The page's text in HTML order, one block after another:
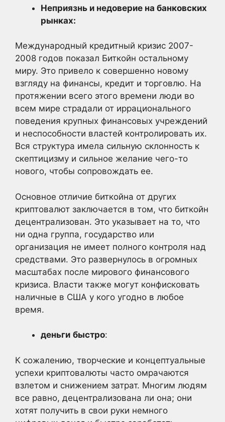
Неприязнь и недоверие на банковских
рынках:
Международный кредитный кризис 2007-
2008 годов показал Биткойн остальному
миру. Это привело к совершенно новому
взгляду на финансы, кредит и торговлю. На
протяжении всего этого времени люди во
всем мире страдали от иррационального
поведения крупных финансовых учреждений
и неспособности властей контролировать их.
Вся структура имела сильную склонность к
скептицизму и сильное желание чего-то
нового, чтобы сопровождать ее.
Основное отличие биткойна от других
криптовалют заключается в том, что биткойн
децентрализован. Это указывает на то, что
ни одна группа, государство или
организация не имеет полного контроля над
средствами. Это развернулось в огромных
масштабах после мирового финансового
кризиса. Власти также могут конфисковать
наличные в США у кого угодно в любое
время.
деньги быстро:
К сожалению, творческие и концептуальные
успехи криптовалюты часто омрачаются
взлетом и снижением затрат. Многим людям
все равно, децентрализована ли она; они
хотят получить в свои руки немного